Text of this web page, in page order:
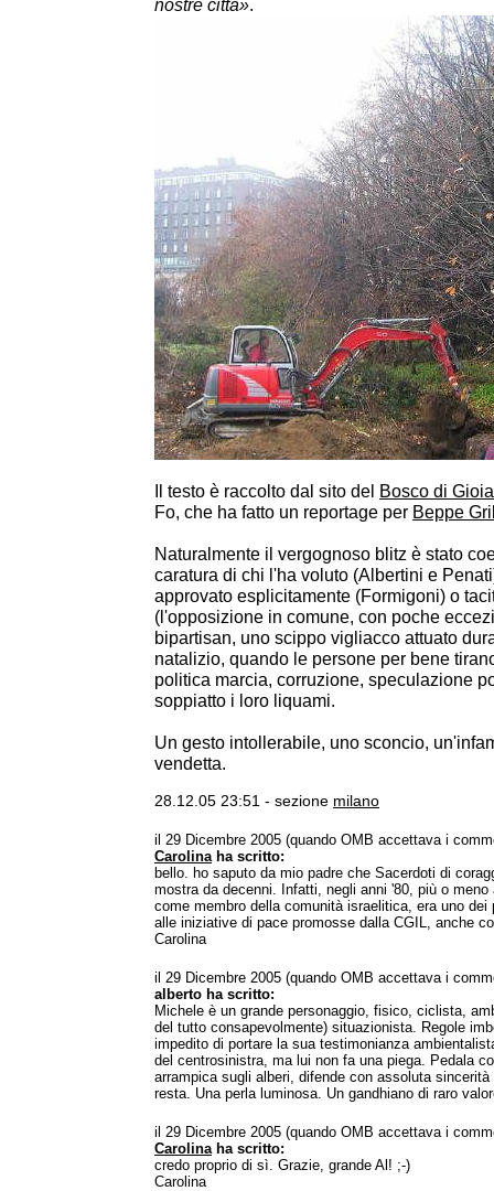
nostre città».
Il testo è raccolto dal sito del Bosco di Gioia
Fo, che ha fatto un reportage per Beppe
Naturalmente il vergognoso blitz è stato
caratura di chi l'ha voluto (Albertini e
approvato esplicitamente (Formigoni) o
(l'opposizione in comune, con poche
bipartisan, uno scippo vigliacco attuato
natalizio, quando le persone per bene
politica marcia, corruzione, speculazione
soppiatto i loro liquami.
Un gesto intollerabile, uno sconcio,
vendetta.
28.12.05 23:51 - sezione milano
il 29 Dicembre 2005 (quando OMB accettava i
Carolinaha scritto:
bello. ho saputo da mio padre che Sacerdoti di
mostra da decenni. Infatti, negli anni '80, più o meno
come membro della comunità israelitica, era uno dei
alle iniziative di pace promosse dalla CGIL, anche
Carolina
il 29 Dicembre 2005 (quando OMB accettava i
alberto ha scritto:
Michele è un grande personaggio, fisico, ciclista,
del tutto consapevolmente) situazionista. Regole
impedito di portare la sua testimonianza
del centrosinistra, ma lui non fa una piega. Pedala
arrampica sugli alberi, difende con assoluta
resta. Una perla luminosa. Un gandhiano di raro
il 29 Dicembre 2005 (quando OMB accettava i
Carolinaha scritto:
credo proprio di sì. Grazie, grande Al! ;-)
Carolina